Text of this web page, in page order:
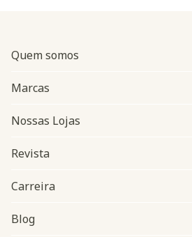
Navegação do rodapé
Quem somos
Marcas
Nossas Lojas
Revista
Carreira
Blog